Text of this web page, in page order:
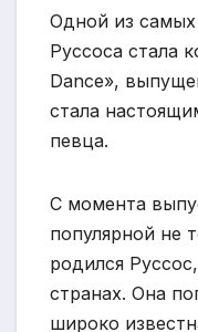
Одной из
Руссоса стала
Dance»,
стала
певца.
С момента
популярной не
родился
странах. Она
широко